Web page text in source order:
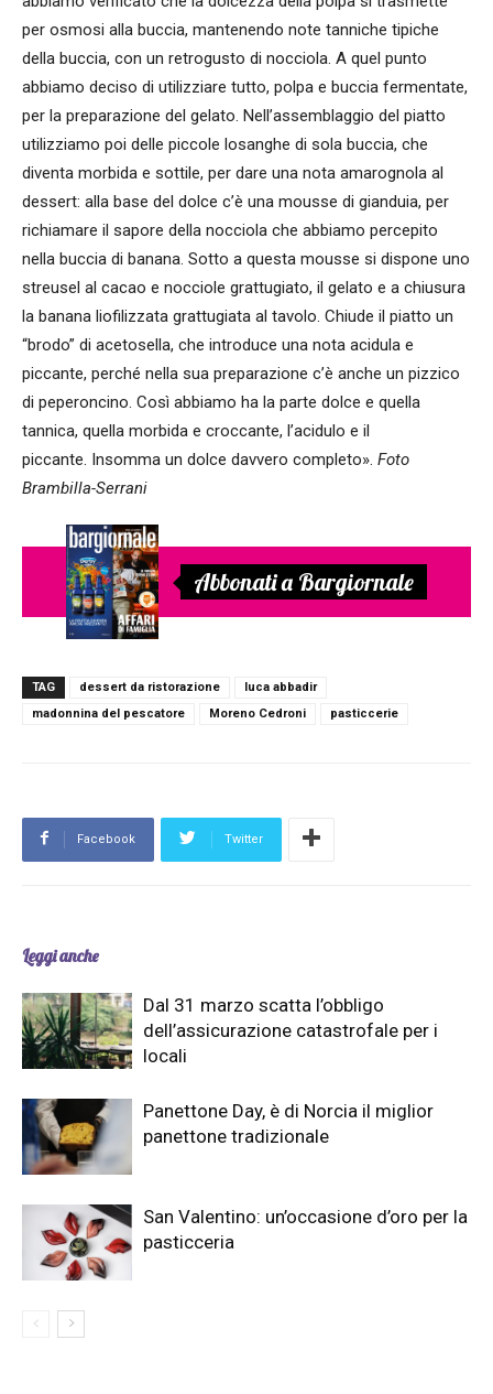
per osmosi alla buccia, mantenendo note tanniche tipiche
della buccia, con un retrogusto di nocciola. A quel punto
abbiamo deciso di utilizziare tutto, polpa e buccia fermentate,
per la preparazione del gelato. Nell’assemblaggio del piatto
utilizziamo poi delle piccole losanghe di sola buccia, che
diventa morbida e sottile, per dare una nota amarognola al
dessert: alla base del dolce c’è una mousse di gianduia, per
richiamare il sapore della nocciola che abbiamo percepito
nella buccia di banana. Sotto a questa mousse si dispone uno
streusel al cacao e nocciole grattugiato, il gelato e a chiusura
la banana liofilizzata grattugiata al tavolo. Chiude il piatto un
“brodo” di acetosella, che introduce una nota acidula e
piccante, perché nella sua preparazione c’è anche un pizzico
di peperoncino. Così abbiamo ha la parte dolce e quella
tannica, quella morbida e croccante, l’acidulo e il
piccante. Insomma un dolce davvero completo». Foto
Brambilla-Serrani
Abbonati a Bargiornale
TAG dessert da ristorazione
luca abbadir
madonnina del pescatore
Moreno Cedroni pasticcerie
Facebook Twitter
Leggi anche
Dal 31 marzo scatta l’obbligo
dell’assicurazione catastrofale per i
locali
Panettone Day, è di Norcia il miglior
panettone tradizionale
San Valentino: un’occasione d’oro per la
pasticceria